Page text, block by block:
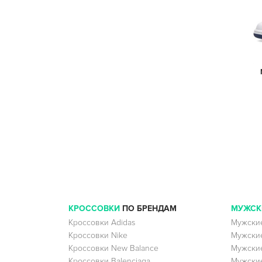
КРОССОВКИ ПО БРЕНДАМ
Кроссовки Adidas
Кроссовки Nike
Кроссовки New Balance